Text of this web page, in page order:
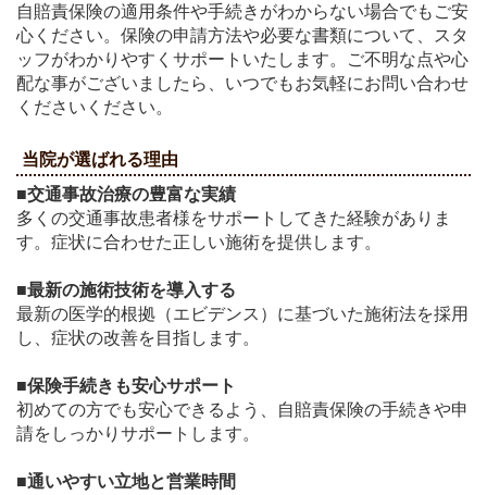
自賠責保険の適用条件や手続きがわからない場合でもご安
心ください。保険の申請方法や必要な書類について、スタ
ッフがわかりやすくサポートいたします。ご不明な点や心
配な事がございましたら、いつでもお気軽にお問い合わせ
くださいください。
当院が選ばれる理由
■交通事故治療の豊富な実績
多くの交通事故患者様をサポートしてきた経験がありま
す。症状に合わせた正しい施術を提供します。
■最新の施術技術を導入する
最新の医学的根拠（エビデンス）に基づいた施術法を採用
し、症状の改善を目指します。
■保険手続きも安心サポート
初めての方でも安心できるよう、自賠責保険の手続きや申
請をしっかりサポートします。
■通いやすい立地と営業時間